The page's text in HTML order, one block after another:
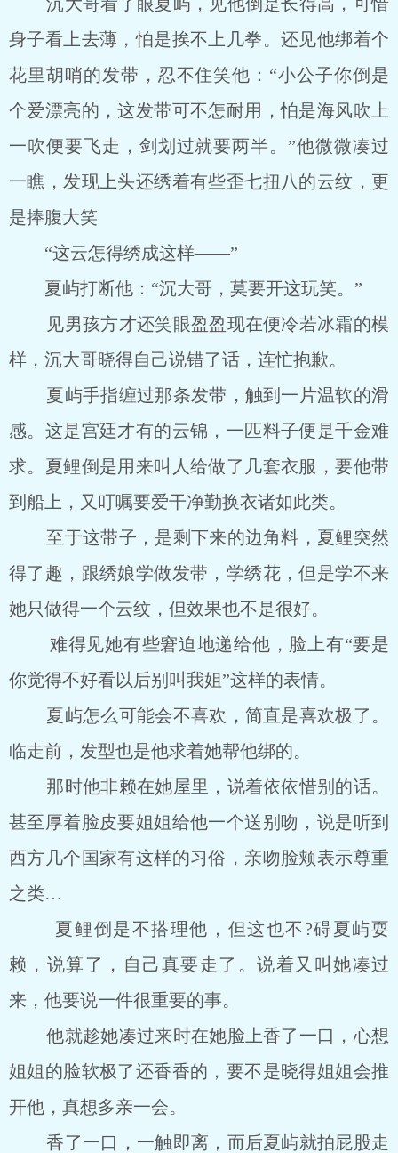
身子看上去薄，怕是挨不上几拳。还见他绑着个
花里胡哨的发带，忍不住笑他：“小公子你倒是
个爱漂亮的，这发带可不怎耐用，怕是海风吹上
一吹便要飞走，剑划过就要两半。”他微微凑过
一瞧，发现上头还绣着有些歪七扭八的云纹，更
是捧腹大笑
“这云怎得绣成这样――”
夏屿打断他：“沉大哥，莫要开这玩笑。”
见男孩方才还笑眼盈盈现在便冷若冰霜的模
样，沉大哥晓得自己说错了话，连忙抱歉。
夏屿手指缠过那条发带，触到一片温软的滑
感。这是宫廷才有的云锦，一匹料子便是千金难
求。夏鲤倒是用来叫人给做了几套衣服，要他带
到船上，又叮嘱要爱干净勤换衣诸如此类。
至于这带子，是剩下来的边角料，夏鲤突然
得了趣，跟绣娘学做发带，学绣花，但是学不来
她只做得一个云纹，但效果也不是很好。
难得见她有些窘迫地递给他，脸上有“要是
你觉得不好看以后别叫我姐”这样的表情。
夏屿怎么可能会不喜欢，简直是喜欢极了。
临走前，发型也是他求着她帮他绑的。
那时他非赖在她屋里，说着依依惜别的话。
甚至厚着脸皮要姐姐给他一个送别吻，说是听到
西方几个国家有这样的习俗，亲吻脸颊表示尊重
之类…
夏鲤倒是不搭理他，但这也不?碍夏屿耍
赖，说算了，自己真要走了。说着又叫她凑过
来，他要说一件很重要的事。
他就趁她凑过来时在她脸上香了一口，心想
姐姐的脸软极了还香香的，要不是晓得姐姐会推
开他，真想多亲一会。
香了一口，一触即离，而后夏屿就拍屁股走